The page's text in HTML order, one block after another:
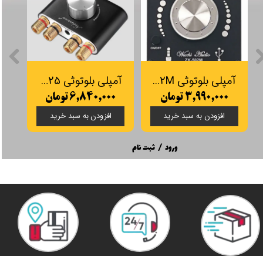
آمپلی بلوتوثی BTX25
۶,۸۴۰,۰۰۰ تومان
افزودن به سبد خرید
آمپلی بلوتوثی BT502M (چیپست نرمال)
۳,۹۹۰,۰۰۰ تومان
افزودن به سبد خرید
ورود / ثبت نام